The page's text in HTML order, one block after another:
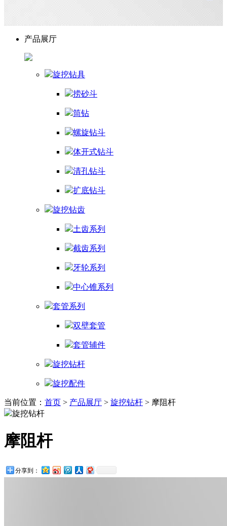
产品展厅
旋挖钻具
捞砂斗
筒钻
螺旋钻斗
体开式钻斗
清孔钻斗
扩底钻斗
旋挖钻齿
土齿系列
截齿系列
牙轮系列
中心锥系列
套管系列
双壁套管
套管辅件
旋挖钻杆
旋挖配件
当前位置： 首页 > 产品展厅 > 旋挖钻杆 > 摩阻杆
旋挖钻杆
摩阻杆
分享到：